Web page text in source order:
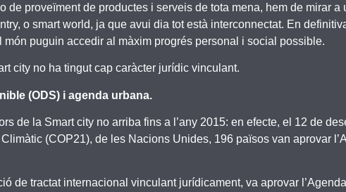
de proveïment de productes i serveis de tota mena, hem de mirar a
o smart world, ja que avui dia tot està interconnectat. En
puguin accedir al màxim progrés personal i social possible.
city no ha tingut cap caràcter jurídic vinculant.
(ODS) i agenda urbana.
de la Smart city no arriba fins a l’any 2015: en efecte, el 12 de
(COP21), de les Nacions Unides, 196 països van aprovar
de tractat internacional vinculant jurídicament, va aprovar